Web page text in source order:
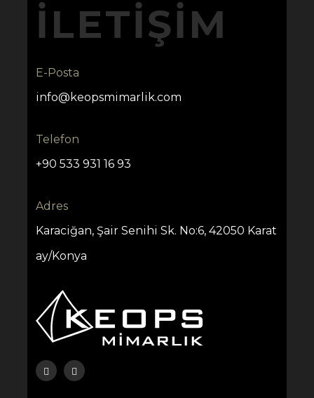
İLETIŞIM
E-Posta
info@keopsmimarlik.com
Telefon
+90 533 931 16 93
Adres
Karaciğan, Şair Senihi Sk. No:6, 42050 Karat
ay/Konya